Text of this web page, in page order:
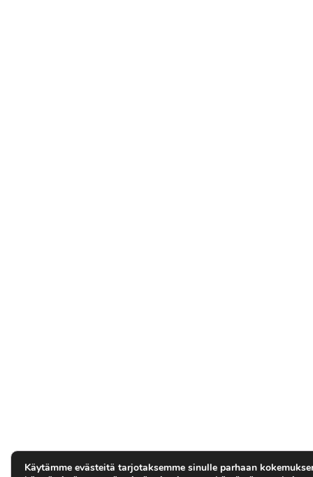
Käytämme evästeitä tarjotaksemme sinulle parhaan